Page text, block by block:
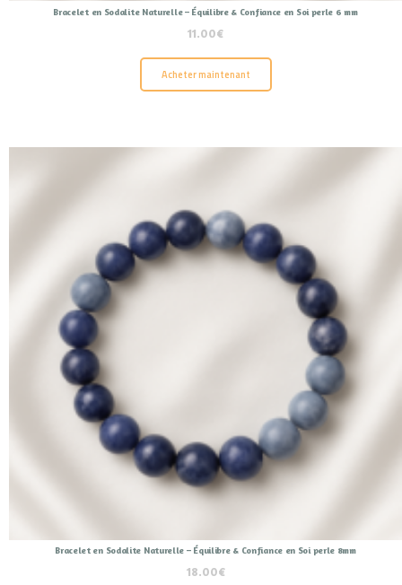
Bracelet en Sodalite Naturelle – Équilibre & Confiance en Soi perle 6 mm
11.00€
Acheter maintenant
Bracelet en Sodalite Naturelle – Équilibre & Confiance en Soi perle 8mm
18.00€